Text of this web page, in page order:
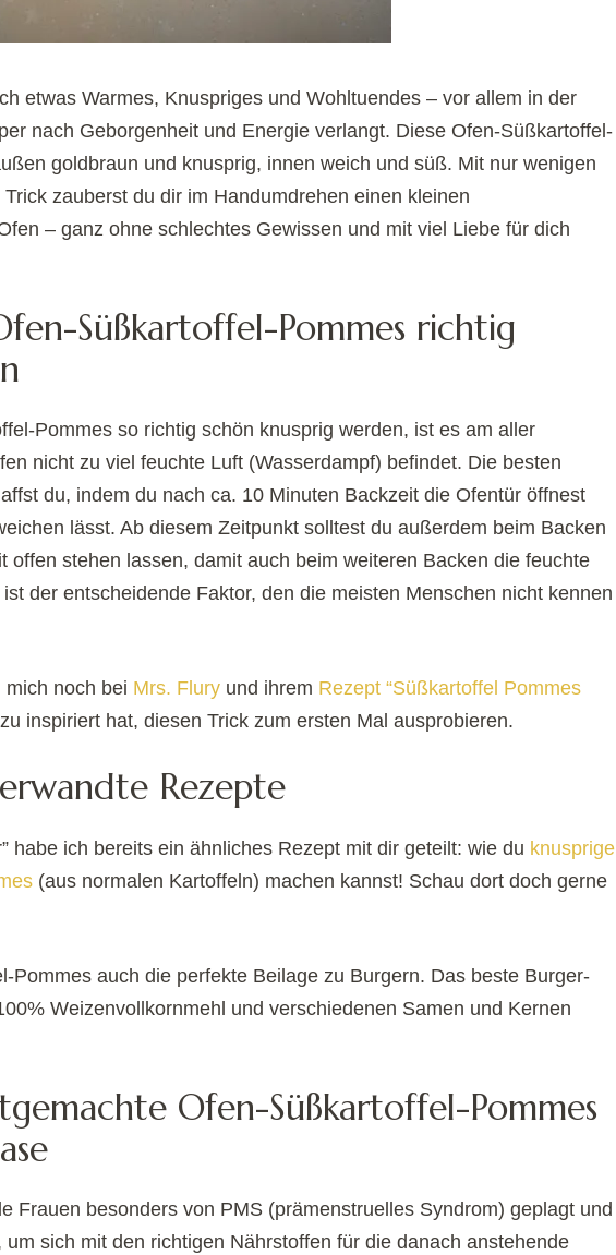
etwas Warmes, Knuspriges und Wohltuendes – vor allem in der
nach Geborgenheit und Energie verlangt. Diese Ofen-Süßkartoffel-
goldbraun und knusprig, innen weich und süß. Mit nur wenigen
zauberst du dir im Handumdrehen einen kleinen
– ganz ohne schlechtes Gewissen und mit viel Liebe für dich
Süßkartoffel-Pommes richtig
Pommes so richtig schön knusprig werden, ist es am aller
nicht zu viel feuchte Luft (Wasserdampf) befindet. Die besten
du, indem du nach ca. 10 Minuten Backzeit die Ofentür öffnest
lässt. Ab diesem Zeitpunkt solltest du außerdem beim Backen
offen stehen lassen, damit auch beim weiteren Backen die feuchte
der entscheidende Faktor, den die meisten Menschen nicht kennen
noch bei Mrs. Flury und ihrem Rezept “Süßkartoffel Pommes
inspiriert hat, diesen Trick zum ersten Mal ausprobieren.
Rezepte
habe ich bereits ein ähnliches Rezept mit dir geteilt: wie du knusprige
(aus normalen Kartoffeln) machen kannst! Schau dort doch gerne
Pommes auch die perfekte Beilage zu Burgern. Das beste Burger-
Weizenvollkornmehl und verschiedenen Samen und Kernen
Ofen-Süßkartoffel-Pommes
Frauen besonders von PMS (prämenstruelles Syndrom) geplagt und
sich mit den richtigen Nährstoffen für die danach anstehende